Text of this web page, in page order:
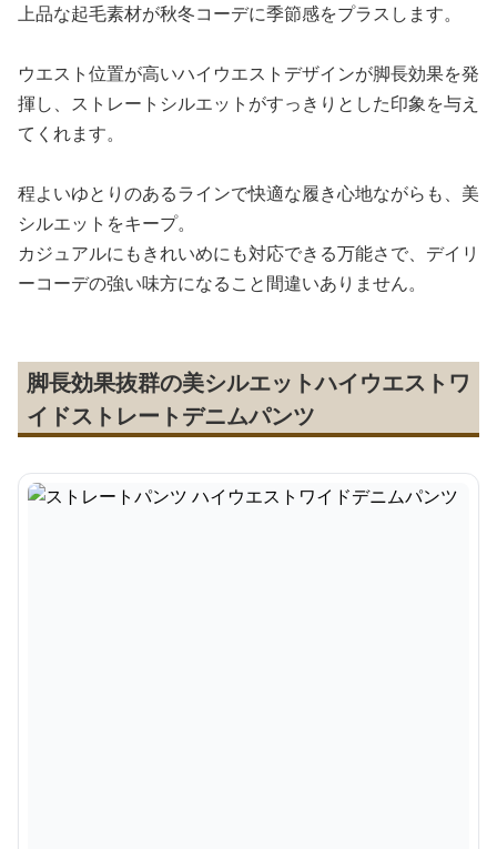
上品な起毛素材が秋冬コーデに季節感をプラスします。
ウエスト位置が高いハイウエストデザインが脚長効果を発
揮し、ストレートシルエットがすっきりとした印象を与え
てくれます。
程よいゆとりのあるラインで快適な履き心地ながらも、美
シルエットをキープ。
カジュアルにもきれいめにも対応できる万能さで、デイリ
ーコーデの強い味方になること間違いありません。
脚長効果抜群の美シルエットハイウエストワ
イドストレートデニムパンツ